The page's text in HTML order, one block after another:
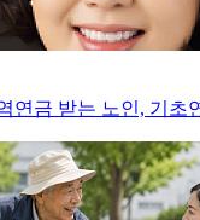
연금 받는 노인, 기초